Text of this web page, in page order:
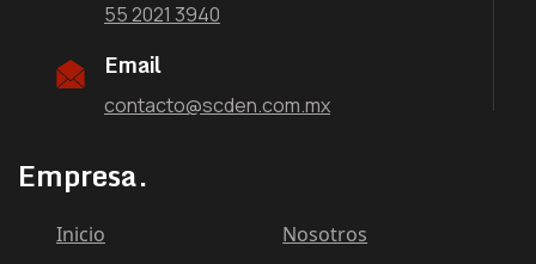
55 2021 3940
Email
contacto@scden.com.mx
Empresa.
Inicio
Nosotros